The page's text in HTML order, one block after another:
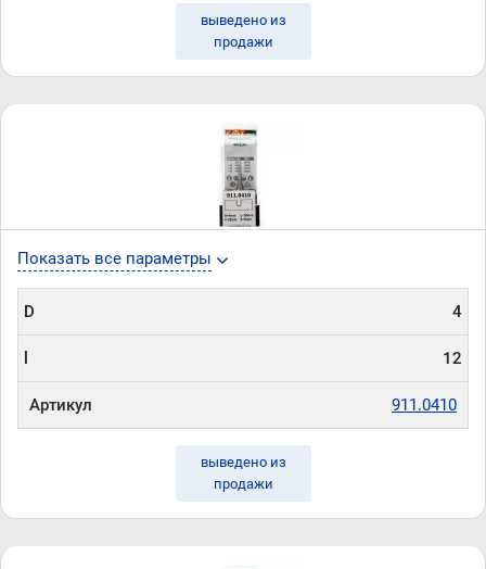
выведено из
продажи
Показать все параметры
D 4
12
Артикул 911.0410
выведено из
продажи